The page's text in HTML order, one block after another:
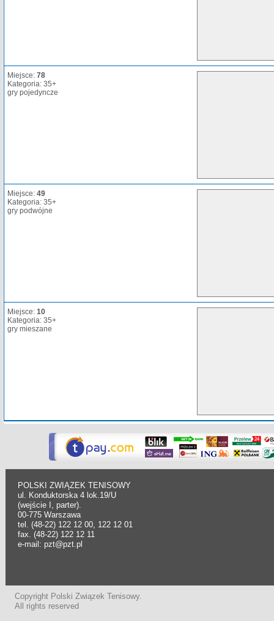
Miejsce: 78
Kategoria: 35+
gry pojedyncze
Miejsce: 49
Kategoria: 35+
gry podwójne
Miejsce: 10
Kategoria: 35+
gry mieszane
POLSKI ZWIĄZEK TENISOWY
ul. Konduktorska 4 lok.19/U
(wejście I, parter).
00-775 Warszawa
tel. (48-22) 122 12 00, 122 12 01
fax. (48-22) 122 12 11
e-mail: pzt@pzt.pl
Copyright Polski Związek Tenisowy.
All rights reserved